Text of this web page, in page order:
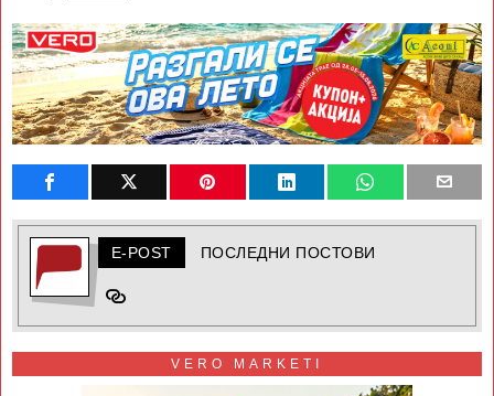
E-POST ПОСЛЕДНИ ПОСТОВИ
VERO MARKETI